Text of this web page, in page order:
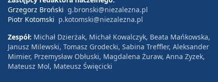
Grzegorz Broński g.bronski@niezalezna.pl
Piotr Kotomski p.kotomski@niezalezna.pl
Zespół: Michał Dzierżak, Michał Kowalczyk, Beata Mańkowska,
Janusz Milewski, Tomasz Grodecki, Sabina Treffler, Aleksander
Mimier, Przemysław Obłuski, Magdalena Żuraw, Anna Zyzek,
Mateusz Mol, Mateusz Święcicki